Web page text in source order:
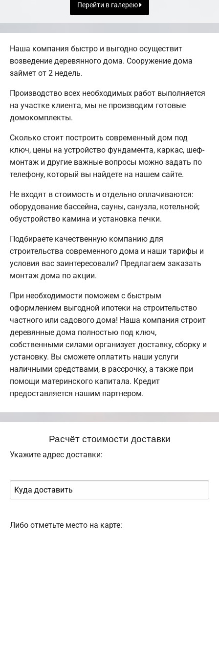
Перейти в галерею
Наша компания быстро и выгодно осуществит
возведение деревянного дома. Сооружение дома
займет от 2 недель.
Производство всех необходимых работ выполняется
на участке клиента, мы не производим готовые
домокомплекты.
Сколько стоит построить современный дом под
ключ, цены на устройство фундамента, каркас, шеф-
монтаж и другие важные вопросы можно задать по
телефону, который вы найдете на нашем сайте.
Не входят в стоимость и отдельно оплачиваются:
оборудование бассейна, сауны, санузла, котельной;
обустройство камина и установка печки.
Подбираете качественную компанию для
строительства современного дома и наши тарифы и
условия вас заинтересовали? Предлагаем заказать
монтаж дома по акции.
При необходимости поможем с быстрым
оформлением выгодной ипотеки на строительство
частного или садового дома! Наша компания строит
деревянные дома полностью под ключ,
собственными силами организует доставку, сборку и
установку. Вы сможете оплатить наши услуги
наличными средствами, в рассрочку, а также при
помощи материнского капитала. Кредит
предоставляется нашим партнером.
Расчёт стоимости доставки
Укажите адрес доставки:
Либо отметьте место на карте: